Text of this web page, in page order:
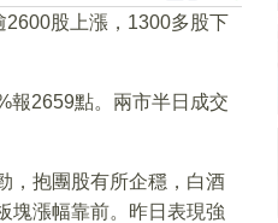
2600股上漲，1300多股下
報2659點。兩市半日成交
，抱團股有所企穩，白酒
塊漲幅靠前。昨日表現強